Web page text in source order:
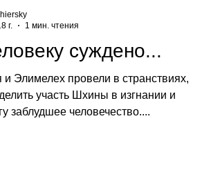
суждено...
и Элимелех провели в странствиях,
участь Шхины в изгнании и
заблудшее человечество....
г.
1 мин. чтения